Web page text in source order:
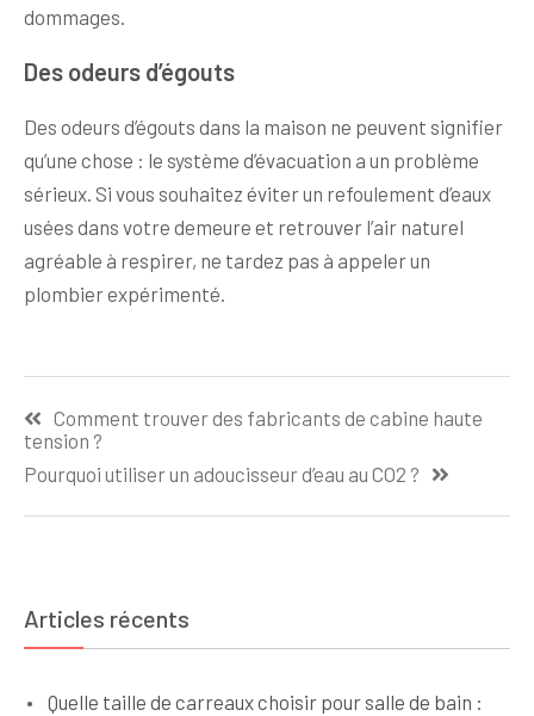
dommages.
Des odeurs d’égouts
Des odeurs d’égouts dans la maison ne peuvent signifier
qu’une chose : le système d’évacuation a un problème
sérieux. Si vous souhaitez éviter un refoulement d’eaux
usées dans votre demeure et retrouver l’air naturel
agréable à respirer, ne tardez pas à appeler un
plombier expérimenté.
de
l’article
Comment trouver des fabricants de cabine haute
tension ?
Pourquoi utiliser un adoucisseur d’eau au CO2 ?
Articles récents
Quelle taille de carreaux choisir pour salle de bain :